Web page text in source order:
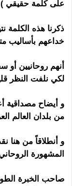
على كلمة حقيقي )
ذكرنا هذه الكلمة
خداعهم بأساليب
أنهم روحانيين
لكي نلفت النظر
و أيضاح مصداقية
من بلدان العالم
و أنطلاقاً من هنا
المشهورة
صاحب الخبرة